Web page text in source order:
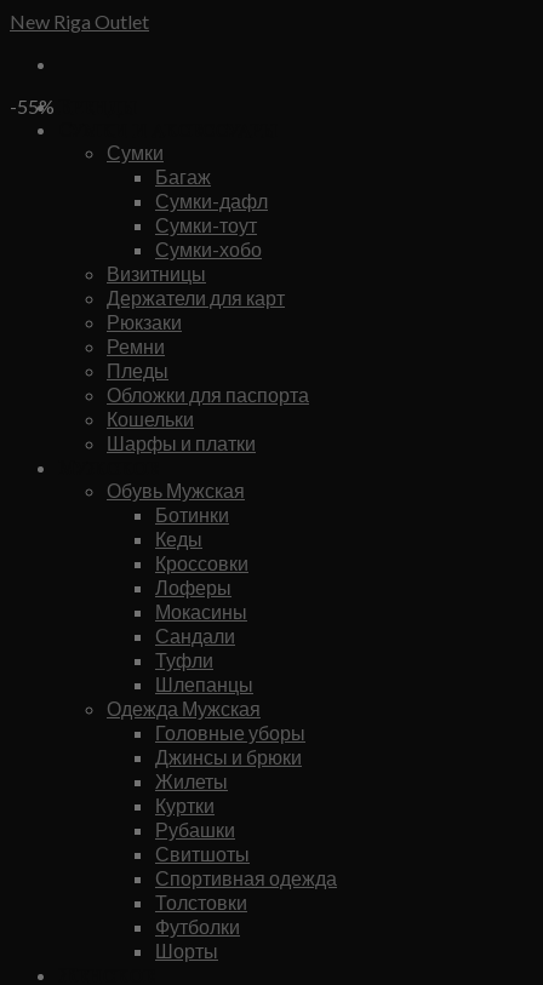
Skip
content
New Riga Outlet
Сумки
Багаж
Сумки-дафл
Сумки-тоут
Сумки-хобо
Визитницы
Держатели для карт
Рюкзаки
Ремни
Пледы
Обложки для паспорта
Кошельки
Шарфы и платки
Обувь Мужская
Ботинки
Кеды
Кроссовки
Лоферы
Мокасины
Сандали
Туфли
Шлепанцы
Одежда Мужская
Головные уборы
Джинсы и брюки
Жилеты
Куртки
Рубашки
Свитшоты
Спортивная одежда
Толстовки
Футболки
Шорты
-55%